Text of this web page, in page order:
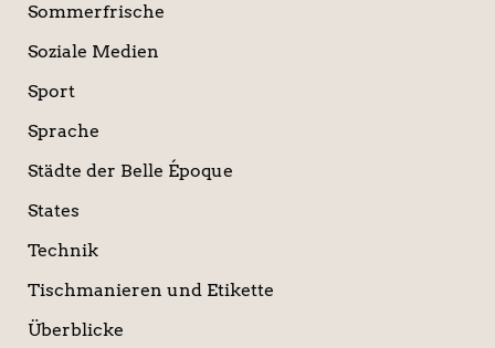
Sommerfrische
Soziale Medien
Sport
Sprache
Städte der Belle Époque
States
Technik
Tischmanieren und Etikette
Überblicke